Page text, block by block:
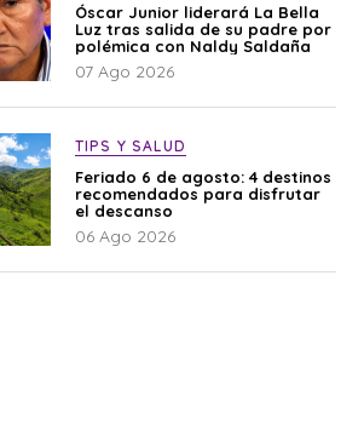
Óscar Junior liderará La Bella
Luz tras salida de su padre por
polémica con Naldy Saldaña
07 Ago 2026
TIPS Y SALUD
Feriado 6 de agosto: 4 destinos
recomendados para disfrutar
el descanso
06 Ago 2026